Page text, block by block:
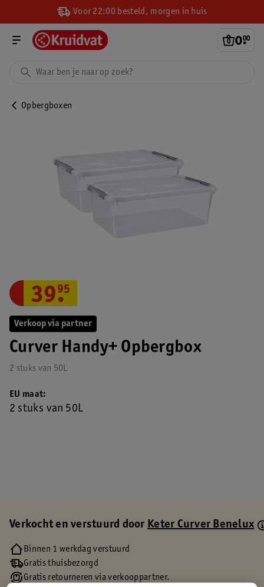
Voor 22:00 besteld, morgen in huis
0.
00
Opbergboxen
Verkoop via partner
Curver Handy+ Opbergbox
2 stuks van 50L
39.
95
EU maat
2 stuks van 50L
Verkocht en verstuurd doorKeter Curver Benelux
Binnen 1 werkdag verstuurd
Gratis thuisbezorgd
Gratis retourneren via verkooppartner.